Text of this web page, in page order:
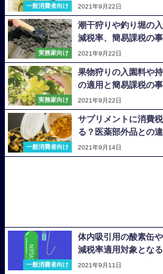
一般消費者向け 2021年9月22日
実務家向け
潮干狩りや釣り堀の
減税率、簡易課税の
2021年9月22日
実務家向け
果物狩りの入園料や
の適用と簡易課税の
2021年9月22日
一般消費者向け
サプリメントに消費
る？医薬部外品との
2021年9月14日
一般消費者向け
体内吸引用の酸素缶
減税率適用対象となる
2021年9月11日